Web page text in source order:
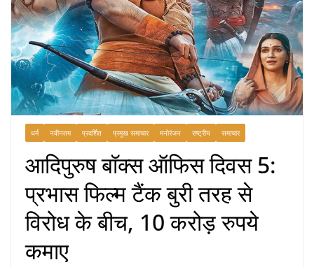
धर्म नवीनतम प्रदर्शित प्रमुख समाचार मनोरंजन राष्ट्रीय समाचार
आदिपुरुष बॉक्स ऑफिस दिवस 5:
प्रभास फिल्म टैंक बुरी तरह से
विरोध के बीच, 10 करोड़ रुपये
कमाए